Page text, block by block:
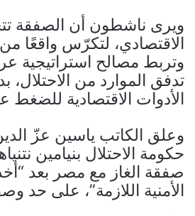
ويرى ناشطون أن الصفقة
الاقتصادي، لتكرّس واقعًا من
وتربط مصالح استراتيجية
تدفق الموارد من الاحتلال،
الأدوات الاقتصادية للضغط
وعلق الكاتب ياسين عزّ
حكومة الاحتلال بنيامين
صفقة الغاز مع مصر بعد
الأمنية اللازمة”، على حد